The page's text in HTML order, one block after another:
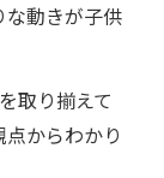
な動きが子供
取り揃えて
からわかり